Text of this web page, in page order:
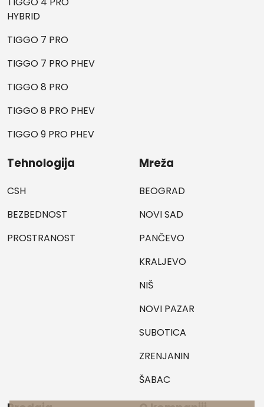
HYBRID
TIGGO 7 PRO
TIGGO 7 PRO PHEV
TIGGO 8 PRO
TIGGO 8 PRO PHEV
TIGGO 9 PRO PHEV
Tehnologija
CSH
BEZBEDNOST
PROSTRANOST
Mreža
BEOGRAD
NOVI SAD
PANČEVO
KRALJEVO
NIŠ
NOVI PAZAR
SUBOTICA
ZRENJANIN
ŠABAC